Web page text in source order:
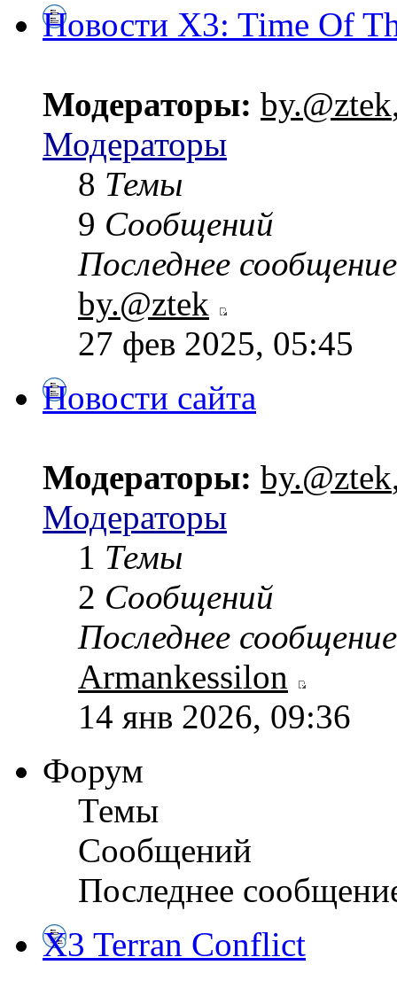
Новости X3: Time Of
Модераторы: by.@ztek
Модераторы
8 Темы
9 Сообщений
Последнее сообщение
by.@ztek
27 фев 2025, 05:45
Новости сайта
Модераторы: by.@ztek
Модераторы
1 Темы
2 Сообщений
Последнее сообщение
Armankessilon
14 янв 2026, 09:36
Форум
Темы
Сообщений
Последнее
X3 Terran Conflict